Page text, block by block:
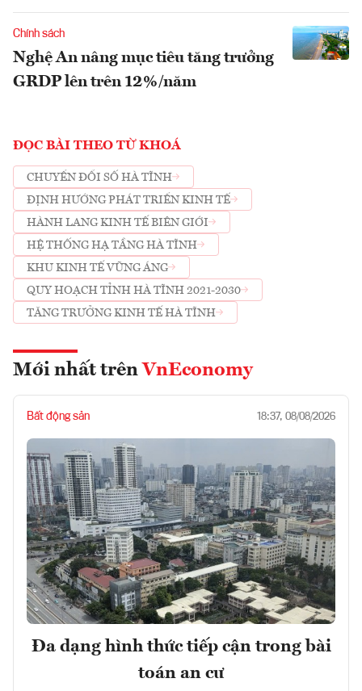
Chính sách
Nghệ An nâng mục tiêu tăng trưởng
GRDP lên trên 12%/năm
ĐỌC BÀI THEO TỪ KHOÁ
CHUYỂN ĐỔI SỐ HÀ TĨNH
ĐỊNH HƯỚNG PHÁT TRIỂN KINH TẾ
HÀNH LANG KINH TẾ BIÊN GIỚI
HỆ THỐNG HẠ TẦNG HÀ TĨNH
KHU KINH TẾ VŨNG ÁNG
QUY HOẠCH TỈNH HÀ TĨNH 2021-2030
TĂNG TRƯỞNG KINH TẾ HÀ TĨNH
Mới nhất trên VnEconomy
Bất động sản 18:37, 08/08/2026
Đa dạng hình thức tiếp cận trong bài
toán an cư